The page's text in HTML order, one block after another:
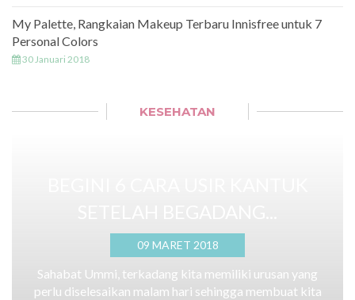
My Palette, Rangkaian Makeup Terbaru Innisfree untuk 7
Personal Colors
30 Januari 2018
KESEHATAN
09 MARET 2018
Sahabat Ummi, terkadang kita memiliki urusan yang
perlu diselesaikan malam hari sehingga membuat kita